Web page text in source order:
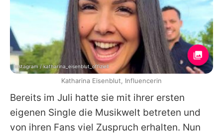
Bereits im Juli hatte sie mit ihrer ersten
eigenen Single die Musikwelt betreten und
von ihren Fans viel Zuspruch erhalten. Nun
Instagram / katharina_eisenblut_offiziell
Katharina Eisenblut, Influencerin